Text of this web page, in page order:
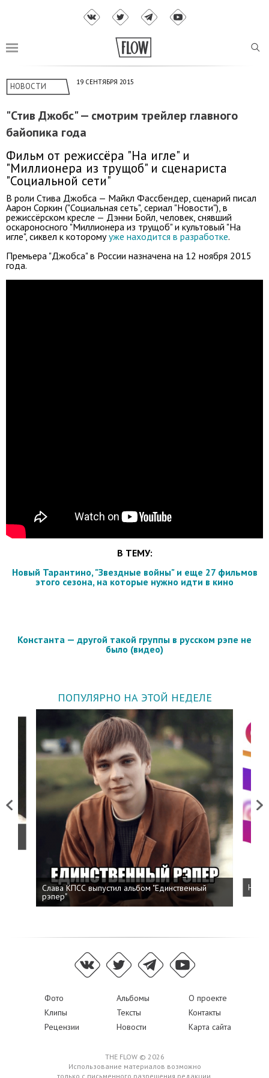
НОВОСТИ 19 СЕНТЯБРЯ 2015
"Стив Джобс" — смотрим трейлер главного
байопика года
Фильм от режиссёра "На игле" и
"Миллионера из трущоб" и сценариста
"Социальной сети"
В роли Стива Джобса — Майкл Фассбендер, сценарий писал
Аарон Соркин ("Социальная сеть", сериал "Новости"), в
режиссёрском кресле — Дэнни Бойл, человек, снявший
оскароносного "Миллионера из трущоб" и культовый "На
игле", сиквел к которомууже находится в разработке.
Премьера "Джобса" в России назначена на 12 ноября 2015
года.
В ТЕМУ:
Новый Тарантино, "Звездные войны" и еще 27 фильмов
этого сезона, на которые нужно идти в кино
Константа — другой такой группы в русском рэпе не
было (видео)
ПОПУЛЯРНО НА ЭТОЙ НЕДЕЛЕ
Previous
Слава КПСС выпустил альбом "Единственный
рэпер"
Next
Фото Альбомы
О проекте
Клипы
Тексты
Контакты
Рецензии
Новости Карта сайта
THE FLOW © 2026
Использование материалов возможно
только с письменного разрешения редакции,